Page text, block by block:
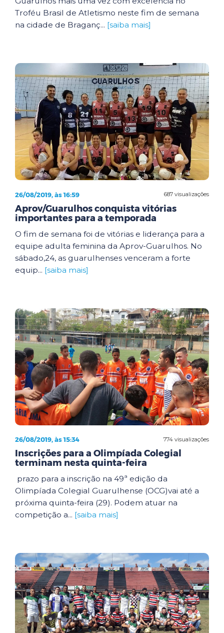
Troféu Brasil de Atletismo neste fim de semana
na cidade de Braganç... [saiba mais]
687 visualizações
26/08/2019, às 16:59
Aprov/Guarulhos conquista vitórias
importantes para a temporada
O fim de semana foi de vitórias e liderança para a
equipe adulta feminina da Aprov-Guarulhos. No
sábado,24, as guarulhenses venceram a forte
equip... [saiba mais]
774 visualizações
26/08/2019, às 15:34
Inscrições para a Olimpíada Colegial
terminam nesta quinta-feira
prazo para a inscrição na 49ª edição da
Olimpíada Colegial Guarulhense (OCG)vai até a
próxima quinta-feira (29). Podem atuar na
competição a... [saiba mais]